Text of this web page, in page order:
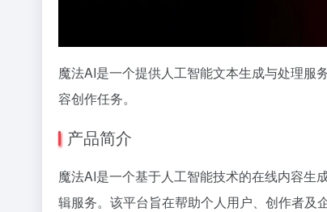
魔法AI是一个提供人工智能文本生成与处理服
容创作任务。
产品简介
魔法AI是一个基于人工智能技术的在线内容生
辑服务。该平台旨在帮助个人用户、创作者及